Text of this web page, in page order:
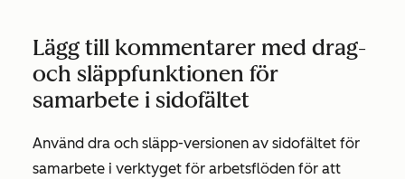
Lägg till kommentarer med drag-
och släppfunktionen för
samarbete i sidofältet
Använd dra och släpp-versionen av sidofältet för
samarbete i verktyget för arbetsflöden för att